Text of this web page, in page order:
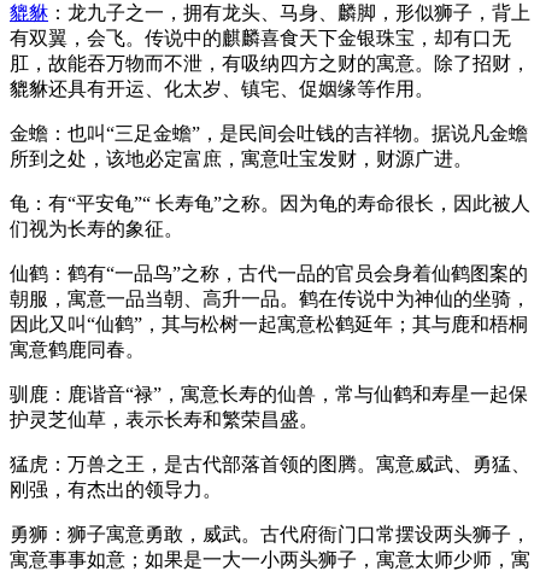
貔貅 ：龙九子之一，拥有龙头、马身、麟脚，形似狮子，背上
有双翼，会飞。传说中的麒麟喜食天下金银珠宝，却有口无
肛，故能吞万物而不泄，有吸纳四方之财的寓意。除了招财，
貔貅还具有开运、化太岁、镇宅、促姻缘等作用。
金蟾：也叫“三足金蟾”，是民间会吐钱的吉祥物。据说凡金蟾
所到之处，该地必定富庶，寓意吐宝发财，财源广进。
龟：有“平安龟”“ 长寿龟”之称。因为龟的寿命很长，因此被人
们视为长寿的象征。
仙鹤：鹤有“一品鸟”之称，古代一品的官员会身着仙鹤图案的
朝服，寓意一品当朝、高升一品。鹤在传说中为神仙的坐骑，
因此又叫“仙鹤”，其与松树一起寓意松鹤延年；其与鹿和梧桐
寓意鹤鹿同春。
驯鹿：鹿谐音“禄”，寓意长寿的仙兽，常与仙鹤和寿星一起保
护灵芝仙草，表示长寿和繁荣昌盛。
猛虎：万兽之王，是古代部落首领的图腾。寓意威武、勇猛、
刚强，有杰出的领导力。
勇狮：狮子寓意勇敢，威武。古代府衙门口常摆设两头狮子，
寓意事事如意；如果是一大一小两头狮子，寓意太师少师，寓